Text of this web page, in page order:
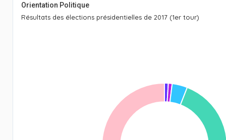
Orientation Politique
Résultats des élections présidentielles de 2017 (1er tour)